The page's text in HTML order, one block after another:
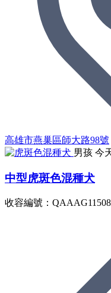
高雄市燕巢區師大路98號
男孩 今
中型虎斑色混種犬
收容編號：